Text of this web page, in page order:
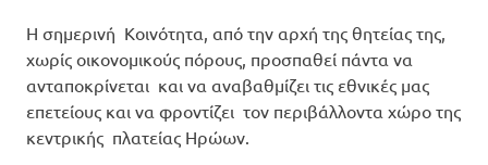
Η σημερινή Κοινότητα, από την αρχή της θητείας της,
χωρίς οικονομικούς πόρους, προσπαθεί πάντα να
ανταποκρίνεται και να αναβαθμίζει τις εθνικές μας
επετείους και να φροντίζει τον περιβάλλοντα χώρο της
κεντρικής πλατείας Ηρώων.